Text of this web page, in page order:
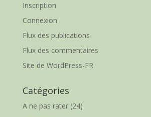
Inscription
Connexion
Flux des publications
Flux des commentaires
Site de WordPress-FR
Catégories
A ne pas rater(24)